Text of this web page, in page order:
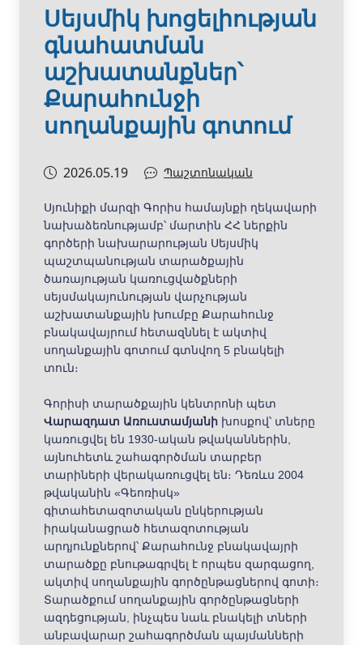
Սեյսմիկ խոցելիության
գնահատման
աշխատանքներ՝
Քարահունջի
սողանքային գոտում
2026.05.19 Պաշտոնական
Սյունիքի մարզի Գորիս համայնքի ղեկավարի
նախաձեռնությամբ՝ մարտին ՀՀ ներքին
գործերի նախարարության Սեյսմիկ
պաշտպանության տարածքային
ծառայության կառուցվածքների
սեյսմակայունության վարչության
աշխատանքային խումբը Քարահունջ
բնակավայրում հետազննել է ակտիվ
սողանքային գոտում գտնվող 5 բնակելի
տուն։
Գորիսի տարածքային կենտրոնի պետ
Վարազդատ Առուստամյանի խոսքով՝ տները
կառուցվել են 1930-ական թվականներին,
այնուհետև շահագործման տարբեր
տարիների վերակառուցվել են։ Դեռևս 2004
թվականին «Գեոռիսկ»
գիտահետազոտական ընկերության
իրականացրած հետազոտության
արդյունքներով՝ Քարահունջ բնակավայրի
տարածքը բնութագրվել է որպես զարգացող,
ակտիվ սողանքային գործընթացներով գոտի։
Տարածքում սողանքային գործընթացների
ազդեցության, ինչպես նաև բնակելի տների
անբավարար շահագործման պայմանների